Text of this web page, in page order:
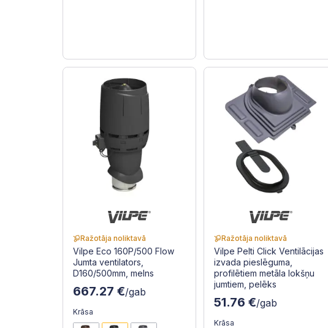
Ražotāja noliktavā
Vilpe Eco 160P/500 Flow
Jumta ventilators,
D160/500mm, melns
667.27 €/gab
Krāsa
Ražotāja noliktavā
Vilpe Pelti Click Ventilācijas
izvada pieslēguma,
profilētiem metāla lokšņu
jumtiem, pelēks
51.76 €/gab
Krāsa